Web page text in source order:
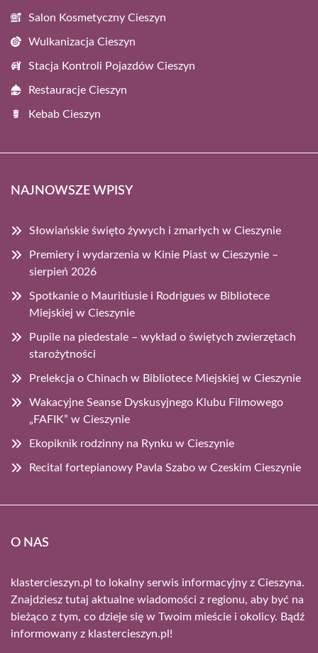
Salon Kosmetyczny Cieszyn
Wulkanizacja Cieszyn
Stacja Kontroli Pojazdów Cieszyn
Restauracje Cieszyn
Kebab Cieszyn
NAJNOWSZE WPISY
Słowiańskie święto żywych i zmarłych w Cieszynie
Premiery i wydarzenia w Kinie Piast w Cieszynie –
sierpień 2026
Spotkanie o Mauritiusie i Rodrigues w Bibliotece
Miejskiej w Cieszynie
Pupile na piedestale – wykład o świętych zwierzętach
starożytności
Prelekcja o Chinach w Bibliotece Miejskiej w Cieszynie
Wakacyjne Seanse Dyskusyjnego Klubu Filmowego
„FAFIK” w Cieszynie
Ekopiknik rodzinny na Rynku w Cieszynie
Recital fortepianowy Pavla Szabo w Czeskim Cieszynie
O NAS
klastercieszyn.pl to lokalny serwis informacyjny z Cieszyna.
Znajdziesz tutaj aktualne wiadomości z regionu, aby być na
bieżąco z tym, co dzieje się w Twoim mieście i okolicy. Bądź
informowany z klastercieszyn.pl!